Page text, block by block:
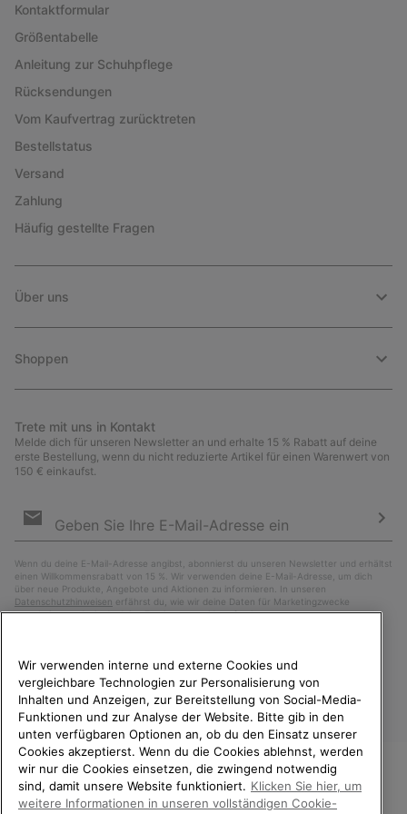
Kontaktformular
Größentabelle
Anleitung zur Schuhpflege
Rücksendungen
Vom Kaufvertrag zurücktreten
Bestellstatus
Versand
Zahlung
Häufig gestellte Fragen
Über uns
Shoppen
Trete mit uns in Kontakt
Melde dich für unseren Newsletter an und erhalte 15 % Rabatt auf deine
erste Bestellung, wenn du nicht reduzierte Artikel für einen Warenwert von
150 € einkaufst.
Anmeldung
Wenn du deine E-Mail-Adresse angibst, abonnierst du unseren Newsletter und erhältst
einen Willkommensrabatt von 15 %. Wir verwenden deine E-Mail-Adresse, um dich
über neue Produkte, Angebote und Aktionen zu informieren. In unseren
Datenschutzhinweisen erfährst du, wie wir deine Daten für Marketingzwecke
verarbeiten und wie du deine Zustimmung widerrufen kannst.
Österreich
WILLKOMMEN BEI SOREL.
Wir verwenden interne und externe Cookies und
vergleichbare Technologien zur Personalisierung von
Inhalten und Anzeigen, zur Bereitstellung von Social-Media-
Funktionen und zur Analyse der Website. Bitte gib in den
unten verfügbaren Optionen an, ob du den Einsatz unserer
Cookies akzeptierst. Wenn du die Cookies ablehnst, werden
wir nur die Cookies einsetzen, die zwingend notwendig
sind, damit unsere Website funktioniert. Klicken Sie hier, um
weitere Informationen in unseren vollständigen Cookie-